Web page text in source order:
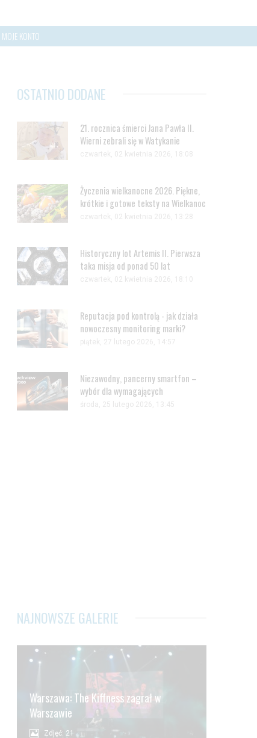
MOJE KONTO
OSTATNIO DODANE
21. rocznica śmierci Jana Pawła II.
Wierni zebrali się w Watykanie
czwartek, 02 kwietnia 2026, 18:08
Życzenia wielkanocne 2026. Piękne,
krótkie i gotowe teksty na Wielkanoc
czwartek, 02 kwietnia 2026, 13:28
Historyczny lot Artemis II. Pierwsza
taka misja od ponad 50 lat
czwartek, 02 kwietnia 2026, 18:10
Reputacja pod kontrolą - jak działa
nowoczesny monitoring marki?
piątek, 27 lutego 2026, 14:57
Niezawodny, pancerny smartfon –
wybór dla wymagających
środa, 25 lutego 2026, 13:45
NAJNOWSZE GALERIE
Warszawa: The Kiffness zagrał w
Warszawie
Zdjęć: 21